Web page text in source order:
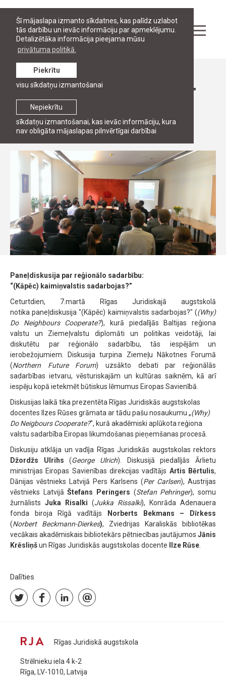
Šī mājaslapa izmanto sīkdatnes, kas palīdz uzlabot
tās darbību un ievāc informāciju par apmeklējumu.
Detalizētāka informācija pieejama mūsu
privātuma politikā.
Nepiekrītu
sīkdatņu izmantošanai, kas ievāc informāciju, kura
nav obligāta mājaslapas pilnvērtīgai darbībai
Piekrītu
visu sīkdatņu izmantošanai
Ziņas
Paņeļdiskusija par reģionālo sadarbību "
(Kāpēc) kaimiņi sadarbojas"?
4. marts, 2013
Paneļdiskusija par reģionālo sadarbību:
“(Kāpēc) kaimiņvalstis sadarbojas?”
Ceturtdien, 7.martā Rīgas Juridiskajā augstskolā
notika paneļdiskusija "(Kāpēc) kaimiņvalstis sadarbojas?" ((Why)
Do Neighbours Cooperate?), kurā piedalījās Baltijas reģiona
valstu un Ziemeļvalstu diplomāti un politikas veidotāji, lai
diskutētu par reģionālo sadarbību, tās iespējām un
ierobežojumiem. Diskusija turpina Ziemeļu Nākotnes Forumā
(Northern Future Forum) uzsākto debati par reģionālās
sadarbības ietvaru, vēsturiskajām un kultūras saiknēm, kā arī
iespēju kopā ietekmēt būtiskus lēmumus Eiropas Savienībā.
Diskusijas laikā tika prezentēta Rīgas Juridiskās augstskolas
docentes Ilzes Rūses grāmata ar tādu pašu nosaukumu „(Why)
Do Neigbours Cooperate?”, kurā akadēmiski aplūkota reģiona
valstu sadarbība Eiropas likumdošanas pieņemšanas procesā.
Diskusiju atklāja un vadīja Rīgas Juridiskās augstskolas rektors
Džordžs Ulrihs (George Ulrich). Diskusijā piedalījās Ārlietu
ministrijas Eiropas Savienības direkcijas vadītājs Artis Bērtulis,
Dānijas vēstnieks Latvijā Pers Karlsens (Per Carlsen), Austrijas
vēstnieks LatvijāŠtefans Peringers (Stefan Pehringer), somu
žurnālists Juka Risalki (Jukka Rissalki), Konrāda Adenauera
fonda biroja Rīgā vadītājs
Norberts Bekmans – Dīrkess
(Norbert Beckmann-Dierkes), Zviedrijas Karaliskās bibliotēkas
vecākais akadēmiskais bibliotekārs pētniecības jautājumos Jānis
Krēsliņšun Rīgas Juridiskās augstskolas docente Ilze Rūse
Dalīties
Rīgas Juridiskā augstskola
Strēlnieku iela 4 k-2
Rīga, LV-1010, Latvija